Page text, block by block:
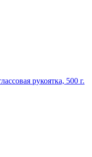
рукоятка, 500 г.